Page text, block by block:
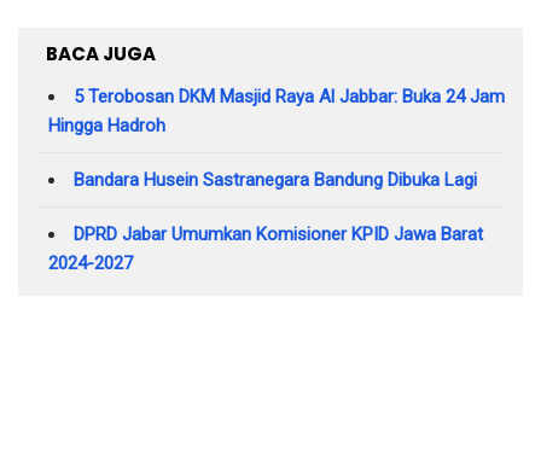
BACA JUGA
5 Terobosan DKM Masjid Raya Al Jabbar: Buka 24 Jam
Hingga Hadroh
Bandara Husein Sastranegara Bandung Dibuka Lagi
DPRD Jabar Umumkan Komisioner KPID Jawa Barat
2024-2027